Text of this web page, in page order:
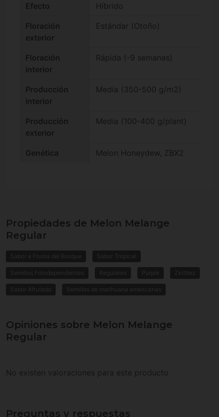
Efecto Híbrido
Floración
exterior
Estándar (Otoño)
Floración
interior
Rápida (-9 semanas)
Producción
interior
Media (350-500 g/m2)
Producción
exterior
Media (100-400 g/plant)
Genética Melon Honeydew, ZBX2
Propiedades de Melon Melange
Regular
Sabor a Frutos del Bosque Sabor Tropical
Semillas Fotodependientes Regulares Purple Zkittlez
Sabor Afrutado Semillas de marihuana americanas
Opiniones sobre Melon Melange
Regular
No existen valoraciones para este producto
Preguntas y respuestas